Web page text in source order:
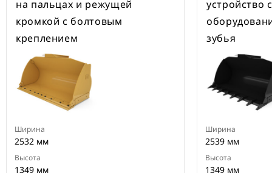
на пальцах и режущей
кромкой с болтовым
креплением
Ширина
2532 мм
Высота
1349 мм
устройство
зубья
Ширина
2539 мм
Высота
1349 мм